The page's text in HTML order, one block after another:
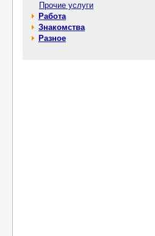
Прочие услуги
Работа
Знакомства
Разное